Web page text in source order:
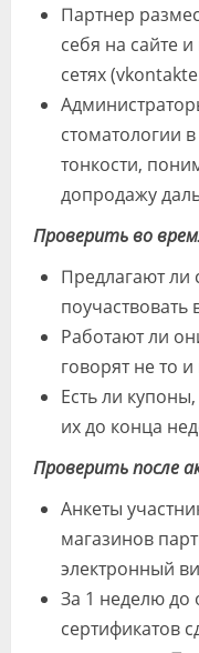
Партнер
себя на сайте
сетях
стоматологии
тонкости,
допродажу
Проверить во
Предлагают ли
поучаствовать
Работают ли
говорят не то и
Есть ли
их до конца
Проверить после
Анкеты
магазинов
электронный
За 1 неделю до
сертификатов